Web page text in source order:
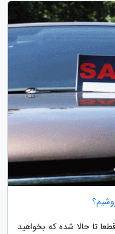
تا حالا شده که بخواهید